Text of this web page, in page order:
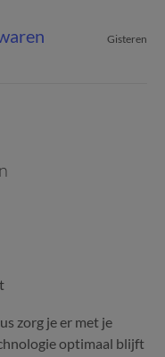
Gisteren
zorg je er met je
optimaal blijft